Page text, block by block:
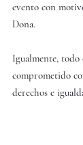
evento con
Dona.
Igualmente, todo
comprometido
derechos e